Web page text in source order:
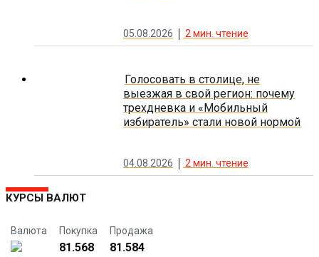
05.08.2026 2 мин. чтение
Голосовать в столице, не
выезжая в свой регион: почему
трехдневка и «Мобильный
избиратель» стали новой нормой
04.08.2026 2мин. чтение
КУРСЫ ВАЛЮТ
Валюта Покупка Продажа
81.568
81.584